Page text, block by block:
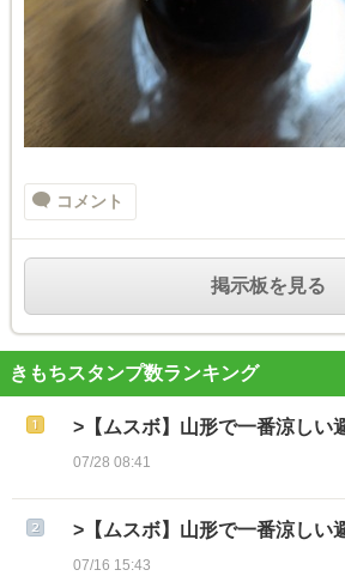
コメント
掲示板を見る
きもちスタンプ数ランキング
>【ムスボ】山形で一番涼しい
07/28 08:41
>【ムスボ】山形で一番涼しい
07/16 15:43